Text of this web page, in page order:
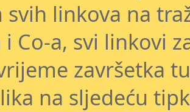
svih linkova na
i Co-a, svi linkovi
završetka
na sljedeću